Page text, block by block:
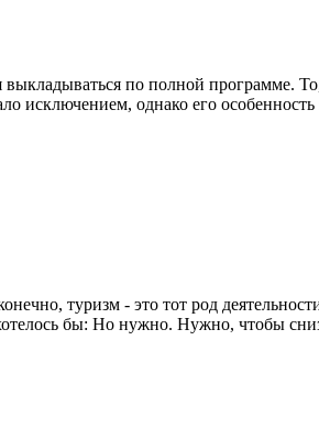
выкладываться по полной
исключением, однако его
туризм - это тот род
бы: Но нужно. Нужно, чтобы